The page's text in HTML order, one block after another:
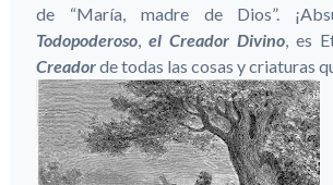
de “María, madre de Dios”.
Todopoderoso, el Creador Divino, es
Creadorde todas las cosas y criaturas